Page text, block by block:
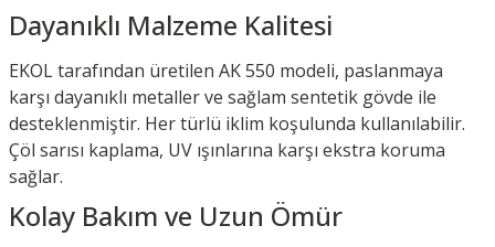
Dayanıklı Malzeme Kalitesi
EKOL tarafından üretilen AK 550 modeli, paslanmaya
karşı dayanıklı metaller ve sağlam sentetik gövde ile
desteklenmiştir. Her türlü iklim koşulunda kullanılabilir.
Çöl sarısı kaplama, UV ışınlarına karşı ekstra koruma
sağlar.
Kolay Bakım ve Uzun Ömür